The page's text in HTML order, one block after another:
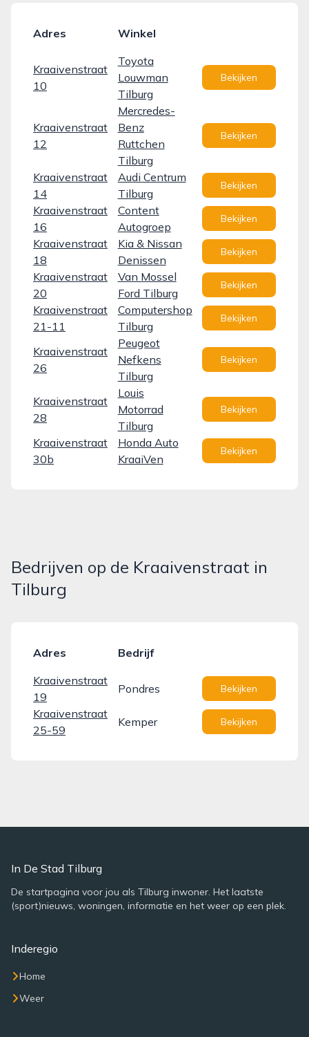
Adres Winkel
Kraaivenstraat
10
Toyota
Louwman
Tilburg
Bekijken
Kraaivenstraat
12
Mercredes-
Benz
Ruttchen
Tilburg
Bekijken
Kraaivenstraat
14
Audi Centrum
Tilburg
Bekijken
Kraaivenstraat
16
Content
Autogroep
Bekijken
Kraaivenstraat
18
Kia & Nissan
Denissen
Bekijken
Kraaivenstraat
20
Van Mossel
Ford Tilburg
Bekijken
Kraaivenstraat
21-11
Computershop
Tilburg
Bekijken
Kraaivenstraat
26
Peugeot
Nefkens
Tilburg
Bekijken
Kraaivenstraat
28
Louis
Motorrad
Tilburg
Bekijken
Kraaivenstraat
30b
Honda Auto
KraaiVen
Bekijken
Bedrijven op de Kraaivenstraat in
Tilburg
Adres
Bedrijf
Kraaivenstraat
19
Pondres Bekijken
Kraaivenstraat
25-59
Kemper Bekijken
In De Stad Tilburg
De startpagina voor jou als Tilburg inwoner. Het laatste
(sport)nieuws, woningen, informatie en het weer op een plek.
Inderegio
Home
Weer